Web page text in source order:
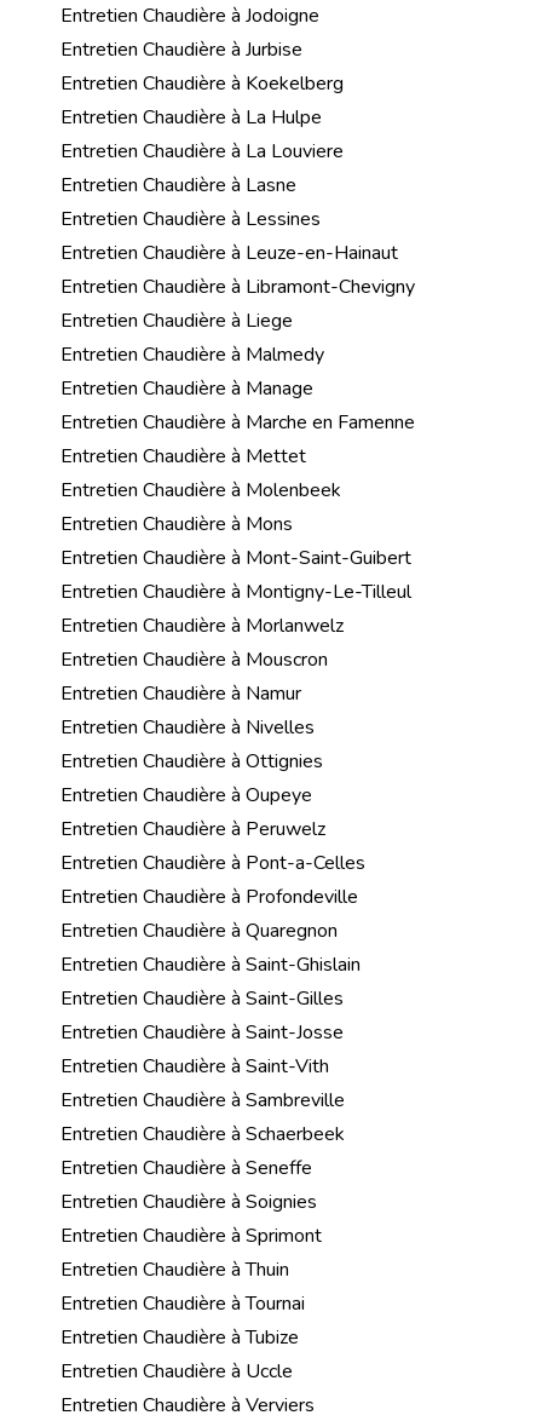
Entretien Chaudière à Jodoigne
Entretien Chaudière à Jurbise
Entretien Chaudière à Koekelberg
Entretien Chaudière à La Hulpe
Entretien Chaudière à La Louviere
Entretien Chaudière à Lasne
Entretien Chaudière à Lessines
Entretien Chaudière à Leuze-en-Hainaut
Entretien Chaudière à Libramont-Chevigny
Entretien Chaudière à Liege
Entretien Chaudière à Malmedy
Entretien Chaudière à Manage
Entretien Chaudière à Marche en Famenne
Entretien Chaudière à Mettet
Entretien Chaudière à Molenbeek
Entretien Chaudière à Mons
Entretien Chaudière à Mont-Saint-Guibert
Entretien Chaudière à Montigny-Le-Tilleul
Entretien Chaudière à Morlanwelz
Entretien Chaudière à Mouscron
Entretien Chaudière à Namur
Entretien Chaudière à Nivelles
Entretien Chaudière à Ottignies
Entretien Chaudière à Oupeye
Entretien Chaudière à Peruwelz
Entretien Chaudière à Pont-a-Celles
Entretien Chaudière à Profondeville
Entretien Chaudière à Quaregnon
Entretien Chaudière à Saint-Ghislain
Entretien Chaudière à Saint-Gilles
Entretien Chaudière à Saint-Josse
Entretien Chaudière à Saint-Vith
Entretien Chaudière à Sambreville
Entretien Chaudière à Schaerbeek
Entretien Chaudière à Seneffe
Entretien Chaudière à Soignies
Entretien Chaudière à Sprimont
Entretien Chaudière à Thuin
Entretien Chaudière à Tournai
Entretien Chaudière à Tubize
Entretien Chaudière à Uccle
Entretien Chaudière à Verviers